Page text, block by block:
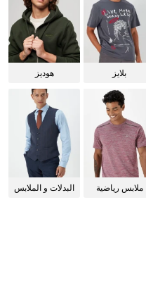
بلايز هوديز
ملابس رياضية
البدلات و الملابس